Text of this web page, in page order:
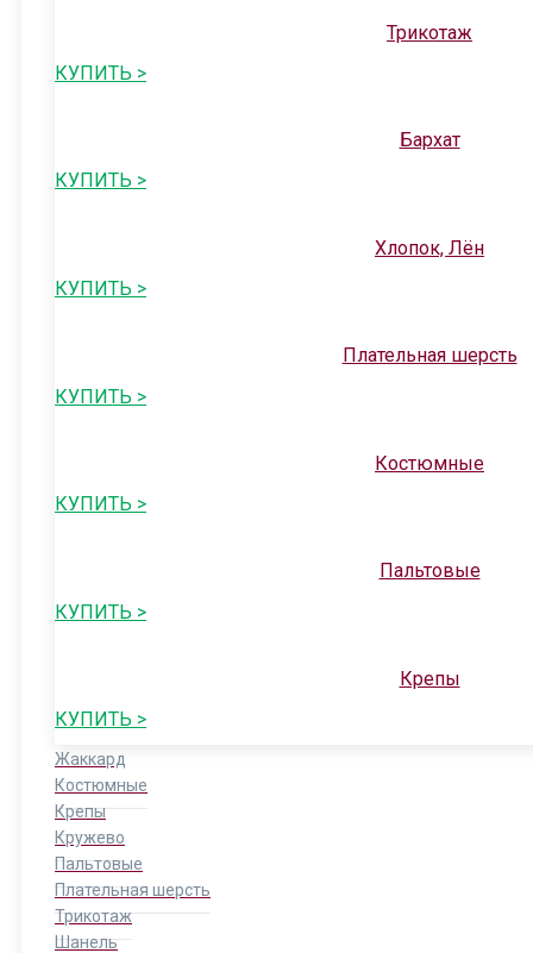
Трикотаж
КУПИТЬ >
Бархат
КУПИТЬ >
Хлопок, Лён
КУПИТЬ >
Плательная шерсть
КУПИТЬ >
Костюмные
КУПИТЬ >
Пальтовые
КУПИТЬ >
Крепы
КУПИТЬ >
Жаккард
Костюмные
Крепы
Кружево
Пальтовые
Плательная шерсть
Трикотаж
Шанель